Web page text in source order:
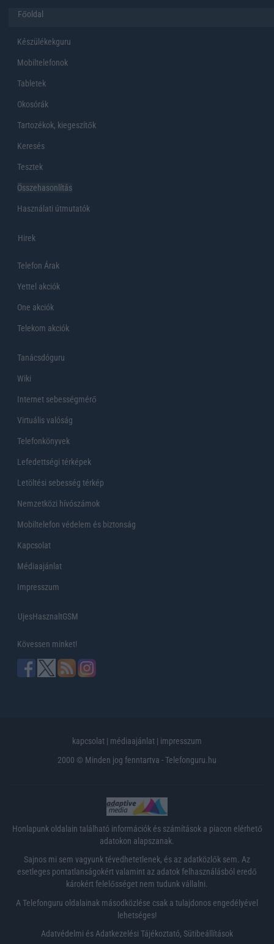
Főoldal
Készülékekguru
Mobiltelefonok
Tabletek
Okosórák
Tartozékok, kiegeszítők
Keresés
Tesztek
Összehasonlítás
Használati útmutatók
Hirek
Telefon Árak
Yettel akciók
One akciók
Telekom akciók
Tanácsdóguru
Wiki
Internet sebességmérő
Virtuális valóság
Telefonkönyvek
Lefedettségi térképek
Letöltési sebesség térkép
Nemzetközi hívószámok
Mobiltelefon védelem és biztonság
Kapcsolat
Médiaajánlat
Impresszum
UjesHasznaltGSM
Kövessen minket!
kapcsolat | médiaajánlat | impresszum
2000 © Minden jog fenntartva - Telefonguru.hu
Honlapunk oldalain található információk és számítások a piacon elérhető
adatokon alapszanak.
Sajnos mi sem vagyunk tévedhetetlenek, és az adatközlők sem. Az
esetleges pontatlanságokért valamint az adatok felhasználásból eredő
károkért felelősséget nem tudunk vállalni.
A Telefonguru oldalainak másodközlése csak a tulajdonos engedélyével
lehetséges!
Adatvédelmi és Adatkezelési Tájékoztató, Sütibeállítások